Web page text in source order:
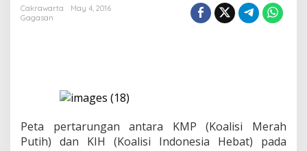
e
a
P
o
Cakrawarta
May 4, 2016
Gagasan
Peta pertarungan antara KMP (Koalisi Merah
Putih) dan KIH (Koalisi Indonesia Hebat) pada